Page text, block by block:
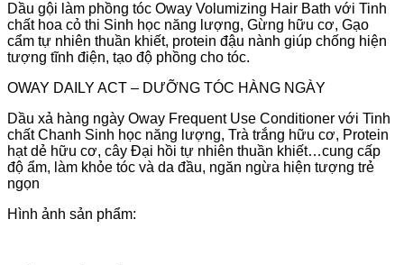
Dầu gội làm phồng tóc Oway Volumizing Hair Bath với Tinh
chất hoa cỏ thi Sinh học năng lượng, Gừng hữu cơ, Gạo
cẩm tự nhiên thuần khiết, protein đậu nành giúp chống hiện
tượng tĩnh điện, tạo độ phồng cho tóc.
OWAY DAILY ACT – DƯỠNG TÓC HÀNG NGÀY
Dầu xả hàng ngày Oway Frequent Use Conditioner với Tinh
chất Chanh Sinh học năng lượng, Trà trắng hữu cơ, Protein
hạt dẻ hữu cơ, cây Đại hồi tự nhiên thuần khiết…cung cấp
độ ẩm, làm khỏe tóc và da đầu, ngăn ngừa hiện tượng trẻ
ngọn
Hình ảnh sản phẩm: